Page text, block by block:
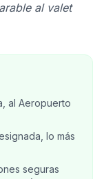
al valet
al Aeropuerto
lo más
seguras